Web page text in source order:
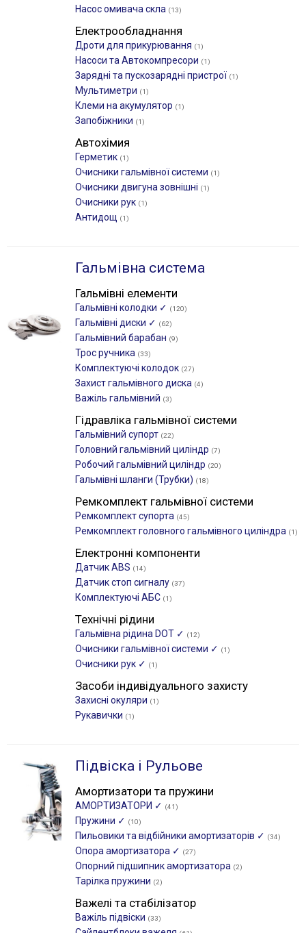
Насос омивача скла (13)
Електрообладнання
Дроти для прикурювання (1)
Насоси та Автокомпресори (1)
Зарядні та пускозарядні пристрої (1)
Мультиметри (1)
Клеми на акумулятор (1)
Запобіжники (1)
Автохімия
Герметик (1)
Очисники гальмівної системи (1)
Очисники двигуна зовнішні (1)
Очисники рук (1)
Антидощ (1)
Гальмівна система
Гальмівні елементи
Гальмівні колодки ✓ (120)
Гальмівні диски ✓ (62)
Гальмівний барабан (9)
Трос ручника (33)
Комплектуючі колодок (27)
Захист гальмівного диска (4)
Важіль гальмівний (3)
Гідравліка гальмівної системи
Гальмівний супорт (22)
Головний гальмівний циліндр (7)
Робочий гальмівний циліндр (20)
Гальмівні шланги (Трубки) (18)
Ремкомплект гальмівної системи
Ремкомплект супорта (45)
Ремкомплект головного гальмівного циліндра (1)
Електронні компоненти
Датчик ABS (14)
Датчик стоп сигналу (37)
Комплектуючі АБС (1)
Технічні рідини
Гальмівна рідина DOT ✓ (12)
Очисники гальмівної системи ✓ (1)
Очисники рук ✓ (1)
Засоби індивідуального захисту
Захисні окуляри (1)
Рукавички (1)
Підвіска і Рульове
Амортизатори та пружини
АМОРТИЗАТОРИ ✓ (41)
Пружини ✓ (10)
Пильовики та відбійники амортизаторів ✓ (34)
Опора амортизатора ✓ (27)
Опорний підшипник амортизатора (2)
Тарілка пружини (2)
Важелі та стабілізатор
Важіль підвіски (33)